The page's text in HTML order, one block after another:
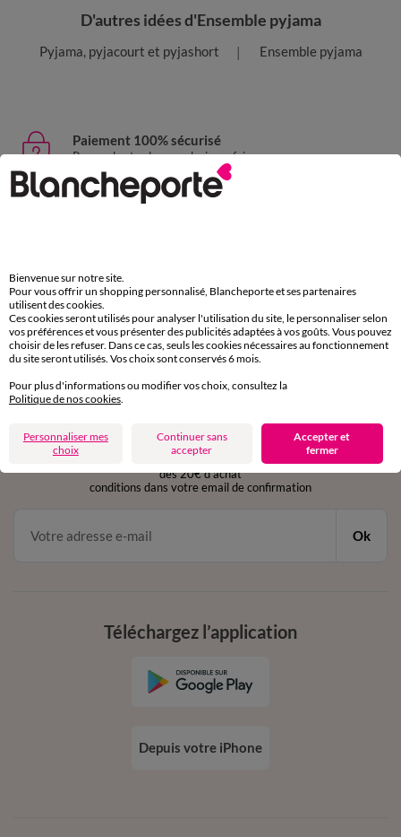
D'autres idées d'Ensemble pyjama
Pyjama, pyjacourt et pyjashort Ensemble pyjama
Paiement 100% sécurisé
Payez plus tard ou en plusieurs fois
Livraison express
sous 30 jours avec Mondial Relay uniquement
Service clients
par chat et par téléphone
de 8h00 à 20h00 du lundi au samedi
en vous inscrivant à la newsletter
dès 20€ d’achat
conditions dans votre email de confirmation
Ok
Téléchargez l’application
Depuis votre iPhone
Bienvenue sur notre site.
Pour vous offrir un shopping personnalisé, Blancheporte et ses partenaires
utilisent des cookies.
Ces cookies seront utilisés pour analyser l'utilisation du site, le personnaliser selon
vos préférences et vous présenter des publicités adaptées à vos goûts. Vous pouvez
choisir de les refuser. Dans ce cas, seuls les cookies nécessaires au fonctionnement
du site seront utilisés. Vos choix sont conservés 6 mois.
Pour plus d'informations ou modifier vos choix, consultez la
Politique de nos cookies
Personnaliser mes
choix
Continuer sans
accepter
Accepter et
fermer